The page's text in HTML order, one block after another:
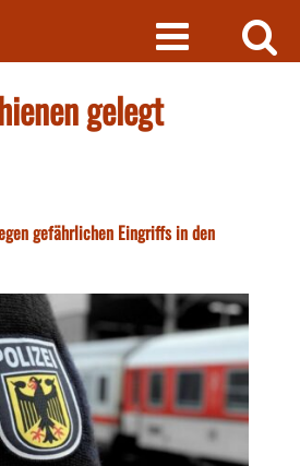
gelegt
gefährlichen Eingriffs in den